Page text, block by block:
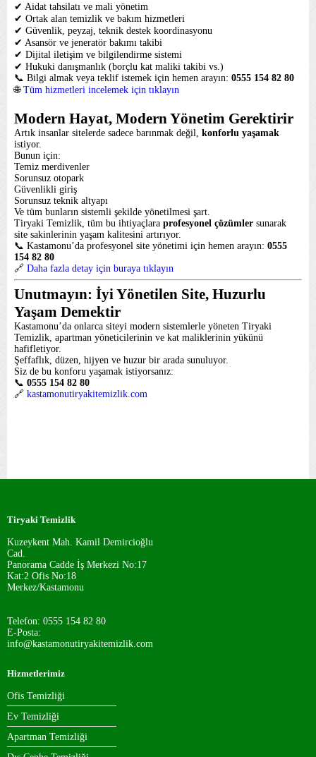
✔ Aidat tahsilatı ve mali yönetim
✔ Ortak alan temizlik ve bakım hizmetleri
✔ Güvenlik, peyzaj, teknik destek koordinasyonu
✔ Asansör ve jeneratör bakımı takibi
✔ Dijital iletişim ve bilgilendirme sistemi
✔ Hukuki danışmanlık (borçlu kat maliki takibi vs.)
📞 Bilgi almak veya teklif istemek için hemen arayın: 0555 154 82 80
🌐 Tüm hizmetleri incelemek için tıklayın
Modern Hayat, Modern Yönetim Gerektirir
Artık insanlar sitelerde sadece barınmak değil, konforlu yaşamak
istiyor.
Bunun için:
Temiz merdivenler
Sorunsuz otopark
Güvenlikli giriş
Sorunsuz teknik altyapı
Ve tüm bunların sistemli şekilde yönetilmesi şart.
Tiryaki Temizlik, tüm bu ihtiyaçlara profesyonel çözümler sunarak
site sakinlerinin yaşam kalitesini artırıyor.
📞 Kastamonu’da profesyonel site yönetimi için hemen arayın: 0555
154 82 80
🔗 Daha fazla detay için buraya tıklayın
Unutmayın: İyi Yönetilen Site, Huzurlu
Yaşam Demektir
Kastamonu’da onlarca siteyi modern sistemlerle yöneten Tiryaki
Temizlik, apartman yöneticilerinin ve kat maliklerinin yükünü
hafifletiyor.
Şeffaflık, düzen, hijyen ve huzur bir arada sunuluyor.
Siz de bu konforu yaşamak istiyorsanız:
📞 0555 154 82 80
🔗 kastamonutiryakitemizlik.com
Tiryaki Temizlik
Kuzeykent Mah. Kamil Demircioğlu
Cad.
Panorama Cadde İş Merkezi No:17
Kat:2 Ofis No:18
Merkez/Kastamonu
Telefon: 0555 154 82 80
E-Posta:
info@kastamonutiryakitemizlik.com
Hizmetlerimiz
Ofis Temizliği
Ev Temizliği
Apartman Temizliği